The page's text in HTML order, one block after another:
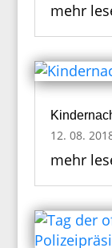
mehr
12. 08.
mehr